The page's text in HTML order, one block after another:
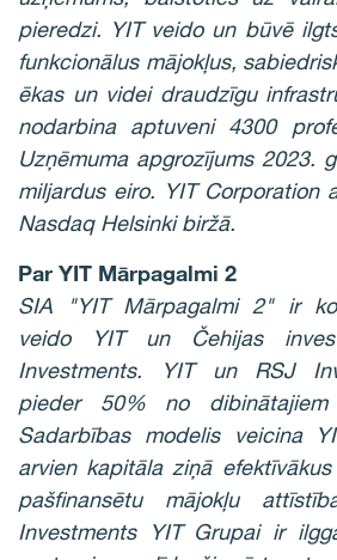
pieredzi. YIT veido un būvē
funkcionālus mājokļus,
ēkas un videi draudzīgu
nodarbina aptuveni 4300
Uzņēmuma apgrozījums 2023.
miljardus eiro. YIT Corporation
Nasdaq Helsinki biržā.
Par YIT Mārpagalmi 2
SIA "YIT Mārpagalmi 2" ir
veido YIT un Čehijas
Investments. YIT un RSJ
pieder 50% no dibinātajiem
Sadarbības modelis veicina
arvien kapitāla ziņā
pašfinansētu mājokļu
Investments YIT Grupai ir